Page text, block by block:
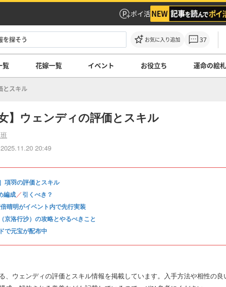
ポイ活
お気に入り追加 37
覧 花嫁一覧 イベント お役立ち 運命の絵札
とスキル
】ウェンディの評価とスキル
20:49
項羽の評価とスキル
編成／引くべき？
晴明がイベント内で先行実装
京洛行沙）の攻略とやるべきこと
で元宝が配布中
、ウェンディの評価とスキル情報を掲載しています。入手方法や相性の良